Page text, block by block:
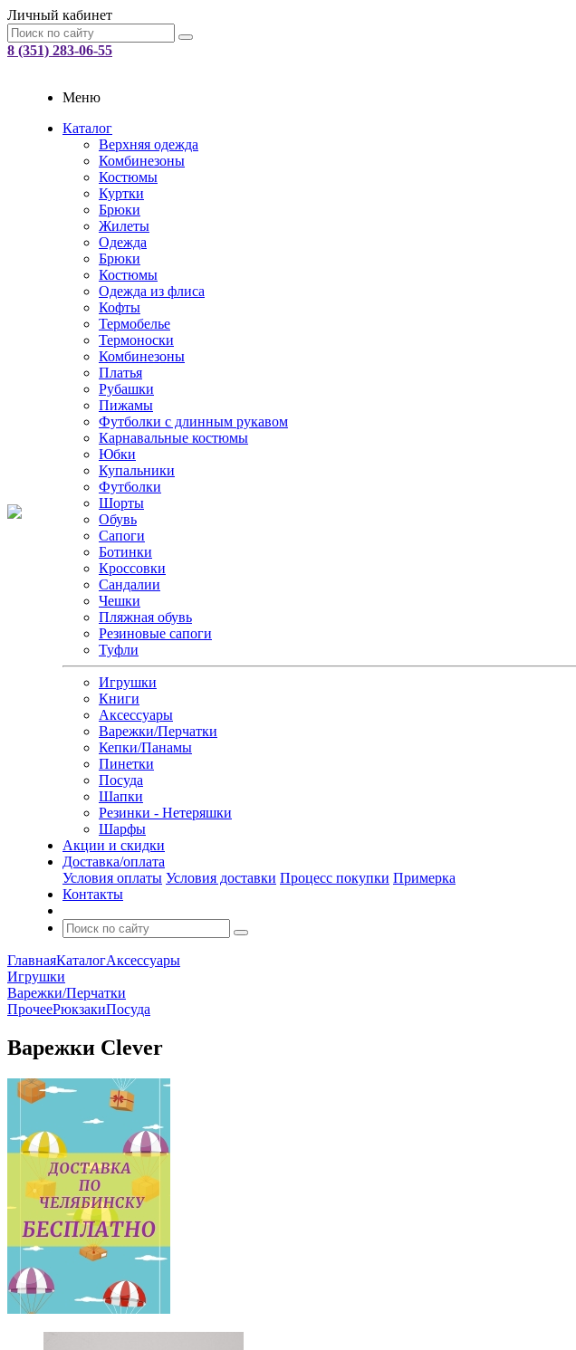
Личный кабинет
8 (351) 283-06-55
Меню
Каталог
Верхняя одежда
Комбинезоны
Костюмы
Куртки
Брюки
Жилеты
Одежда
Брюки
Костюмы
Одежда из флиса
Кофты
Термобелье
Термоноски
Комбинезоны
Платья
Рубашки
Пижамы
Футболки с длинным рукавом
Карнавальные костюмы
Юбки
Купальники
Футболки
Шорты
Обувь
Сапоги
Ботинки
Кроссовки
Сандалии
Чешки
Пляжная обувь
Резиновые сапоги
Туфли
Игрушки
Книги
Аксессуары
Варежки/Перчатки
Кепки/Панамы
Пинетки
Посуда
Шапки
Резинки - Нетеряшки
Шарфы
Акции и скидки
Доставка/оплата
Условия оплаты Условия доставки Процесс покупки Примерка
Контакты
ГлавнаяКаталогАксессуары
Игрушки
Варежки/Перчатки
ПрочееРюкзакиПосуда
Варежки Clever